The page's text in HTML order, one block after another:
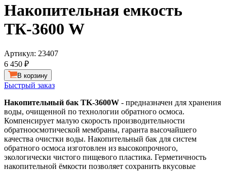
Накопительная емкость
TК-3600 W
Артикул: 23407
6 450 ₽
В корзину
Быстрый заказ
Накопительный бак TK-3600W - предназначен для хранения
воды, очищенной по технологии обратного осмоса.
Компенсирует малую скорость производительности
обратноосмотической мембраны, гаранта высочайшего
качества очистки воды. Накопительный бак для систем
обратного осмоса изготовлен из высокопрочного,
экологически чистого пищевого пластика. Герметичность
накопительной ёмкости позволяет сохранить вкусовые